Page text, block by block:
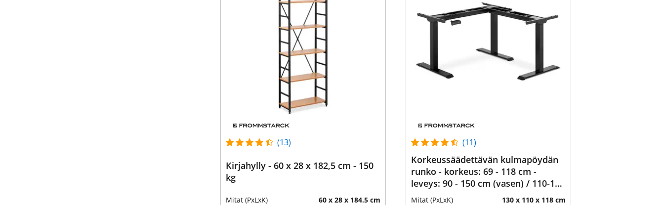
(13)
Kirjahylly - 60 x 28 x 182,5 cm - 150
kg
Mitat (PxLxK) 60 x 28 x 184.5 cm
(11)
Korkeussäädettävän kulmapöydän
runko - korkeus: 69 - 118 cm -
leveys: 90 - 150 cm (vasen) / 110-190
cm (oikea) - kulma 90° - 150 kg
Mitat (PxLxK) 130 x 110 x 118 cm